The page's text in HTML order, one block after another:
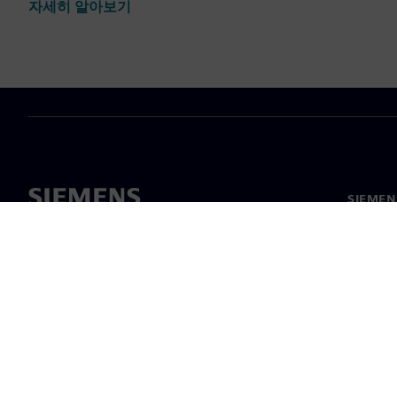
자세히 알아보기